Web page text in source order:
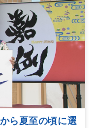
ら夏至の頃に選